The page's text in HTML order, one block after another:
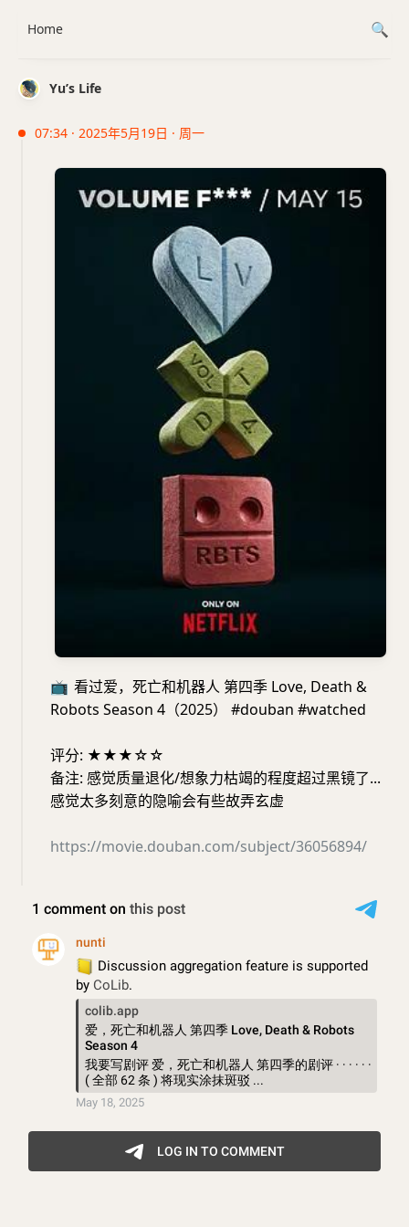
Yu’s Life
07:34 · 2025年5月19日 · 周一
📺 看过爱，死亡和机器人 第四季 Love, Death &
Robots Season 4（2025） #douban #watched
评分: ★★★☆☆
备注: 感觉质量退化/想象力枯竭的程度超过黑镜了...
感觉太多刻意的隐喻会有些故弄玄虚
https://movie.douban.com/subject/36056894/
Home